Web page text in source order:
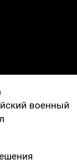
военный